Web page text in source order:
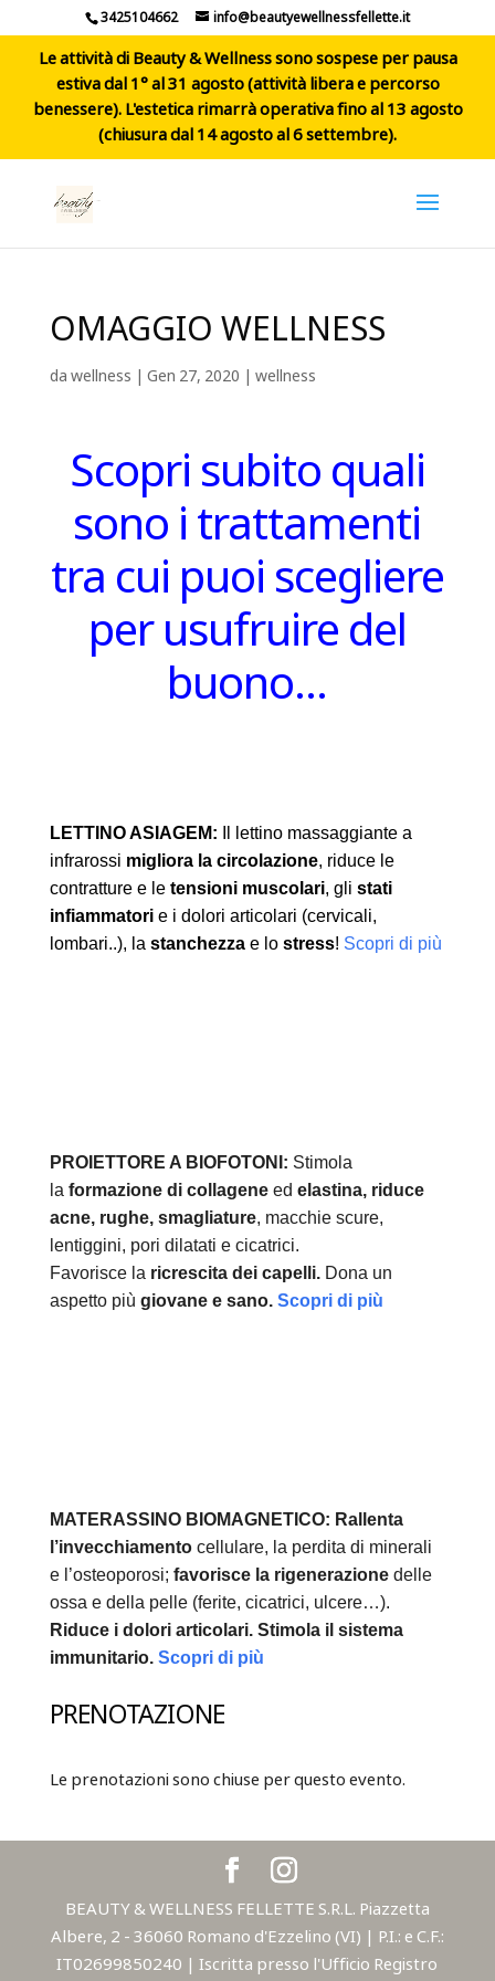
3425104662 info@beautyewellnessfellette.it
Le attività di Beauty & Wellness sono sospese per pausa
estiva dal 1° al 31 agosto (attività libera e percorso
benessere). L'estetica rimarrà operativa fino al 13 agosto
(chiusura dal 14 agosto al 6 settembre).
OMAGGIO WELLNESS
dawellness | Gen 27, 2020 | wellness
Scopri subito quali
sono i trattamenti
tra cui puoi scegliere
per usufruire del
buono…
LETTINO ASIAGEM:
Il lettino massaggiante a
infrarossi migliora la circolazione, riduce le
contratture e le tensioni muscolari, gli stati
infiammatori e i dolori articolari (cervicali,
lombari..), la stanchezzae lo stress! Scopri di più
PROIETTORE A BIOFOTONI: Stimola
la formazione di collagene ed elastina, riduce
acne, rughe, smagliature, macchie scure,
lentiggini, pori dilatati e cicatrici.
Favorisce la ricrescita dei capelli. Dona un
aspetto più giovane e sano. Scopri di più
MATERASSINO BIOMAGNETICO: Rallenta
l’invecchiamentocellulare, la perdita di minerali
e l’osteoporosi; favorisce la rigenerazionedelle
ossa e della pelle (ferite, cicatrici, ulcere…).
Riduce i dolori articolari. Stimola il sistema
immunitario. Scopri di più
PRENOTAZIONE
Le prenotazioni sono chiuse per questo evento.
BEAUTY & WELLNESS FELLETTE S.R.L. Piazzetta
Albere, 2 - 36060 Romano d'Ezzelino (VI) | P.I.: e C.F.:
IT02699850240 | Iscritta presso l'Ufficio Registro